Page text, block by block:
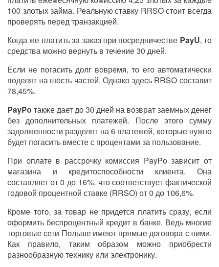
100 злотых займа. Реальную ставку RRSOстоит всегда
проверять перед транзакцией.
Когда же платить за заказ при посредничестве PayU, то
средства можно вернуть в течение 30 дней.
Если не погасить долг вовремя, то его автоматически
поделят на шесть частей. Однако здесь RRSO составит
78,45%.
PayPo также дает до 30 дней на возврат заемных денег
без дополнительных платежей. После этого сумму
задолженности разделят на 6 платежей, которые нужно
будет погасить вместе с процентами за пользование.
При оплате в рассрочку комиссия PayPo зависит от
магазина и кредитоспособности клиента. Она
составляет от 0 до 16%, что соответствует фактической
годовой процентной ставке (RRSO) от 0 до 106,6%.
Кроме того, за товар не придется платить сразу, если
оформить беспроцентный кредит в банке. Ведь многие
торговые сети Польше имеют прямые договора с ними.
Как правило, таким образом можно приобрести
разнообразную технику или электронику.